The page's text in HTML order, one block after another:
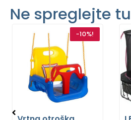
Ne spreglejte
-10%!